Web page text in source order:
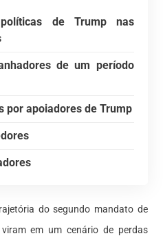
de Trump nas
de um período
por apoiadores de Trump
do segundo mandato de
em um cenário de perdas